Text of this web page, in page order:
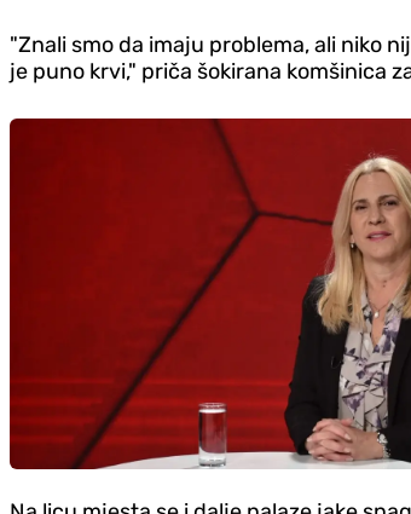
"Znali smo da imaju problema, ali niko
je puno krvi," priča šokirana komšinica